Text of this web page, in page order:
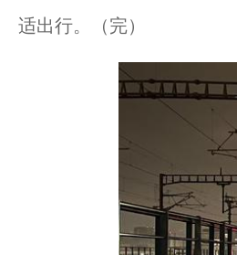
适出行。（完）